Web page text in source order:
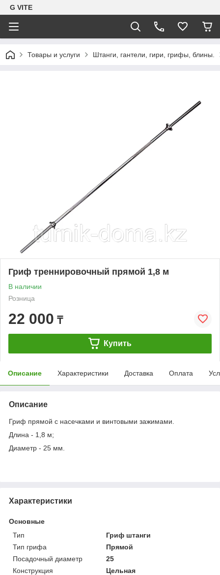
G VITE
Товары и услуги Штанги, гантели, гири, грифы, блины.
Гриф треннировочный прямой 1,8 м
В наличии
Розница
22 000 ₸
Купить
Описание Характеристики Доставка Оплата
Описание
Гриф прямой с насечками и винтовыми зажимами.
Длина - 1,8 м;
Диаметр - 25 мм.
Характеристики
Основные
Тип
Гриф штанги
Тип грифа
Прямой
Посадочный диаметр
25
Конструкция
Цельная